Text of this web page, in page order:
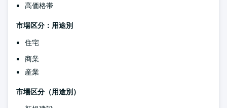
高価格帯
市場区分：用途別
住宅
商業
産業
市場区分（用途別）